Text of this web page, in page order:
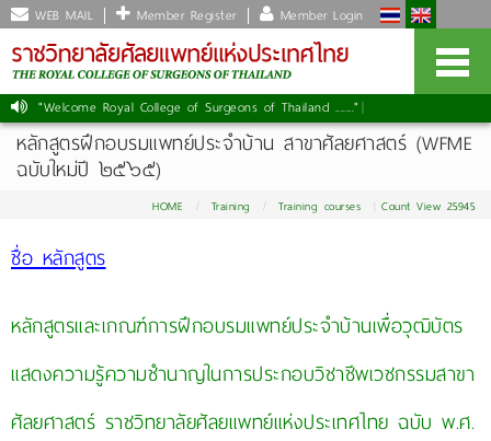
WEB MAIL Member Register Member Login
"Welcome Royal College of Surgeons of Thailand ......."
หลักสูตรฝึกอบรมแพทย์ประจำบ้าน สาขาศัลยศาสตร์ (WFME
ฉบับใหม่ปี ๒๕๖๕)
HOME Training Training courses Count View 25945
ชื่อ หลักสูตร
หลักสูตรและเกณฑ์การฝึกอบรมแพทย์ประจำบ้านเพื่อวุฒิบัตร
แสดงความรู้ความชำนาญในการประกอบวิชาชีพเวชกรรมสาขา
ศัลยศาสตร์ ราชวิทยาลัยศัลยแพทย์แห่งประเทศไทย ฉบับ พ.ศ.